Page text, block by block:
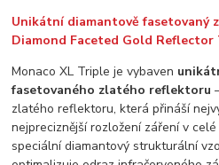
Unikátní diamantově fasetovaný
Diamond Faceted Gold Reflector
Monaco XL Triple je vybaven
fasetovaného zlatého reflektoru
zlatého reflektoru, která přináší
nejpreciznější rozložení záření v
speciální diamantový strukturální